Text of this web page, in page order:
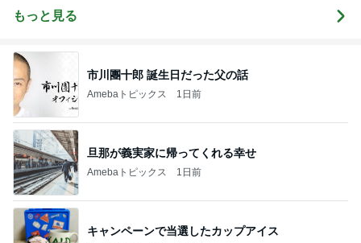
婚” 二度のア
メリカ人との
もっと見る
市川團十郎 誕生日だった父の話
Amebaトピックス 1日前
旦那が義実家に帰ってくれる幸せ
Amebaトピックス 1日前
キャンペーンで当選したカップアイス